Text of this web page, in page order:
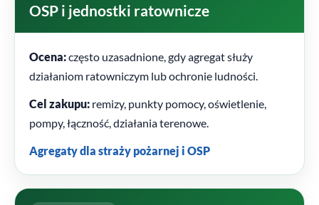
OSP i jednostki ratownicze
Ocena:często uzasadnione, gdy agregat służy
działaniom ratowniczym lub ochronie ludności.
Cel zakupu: remizy, punkty pomocy, oświetlenie,
pompy, łączność, działania terenowe.
Agregaty dla straży pożarnej i OSP